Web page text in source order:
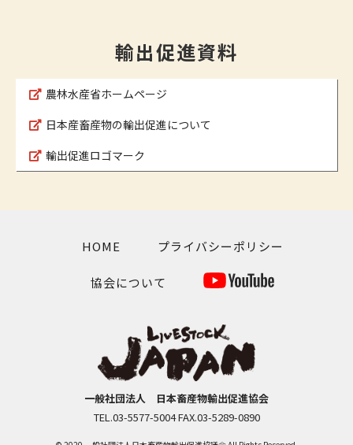
輸出促進資料
農林水産省ホームページ
日本産畜産物の輸出促進について
輸出促進ロゴマーク
HOME プライバシーポリシー
協会について
一般社団法人 日本畜産物輸出促進協会
TEL.03-5577-5004 FAX.03-5289-0890